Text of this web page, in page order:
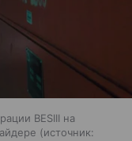
BESIII на
источник: